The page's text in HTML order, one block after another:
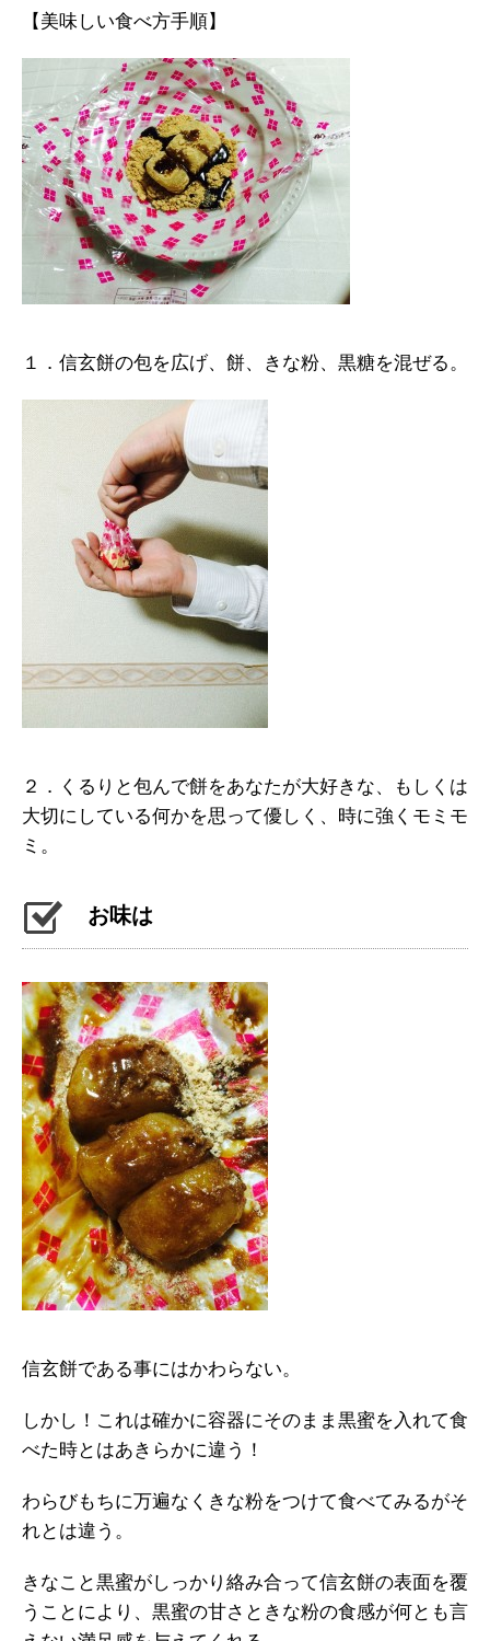
【美味しい食べ方手順】
１．信玄餅の包を広げ、餅、きな粉、黒糖を混ぜる。
２．くるりと包んで餅をあなたが大好きな、もしくは
大切にしている何かを思って優しく、時に強くモミモ
ミ。
お味は
信玄餅である事にはかわらない。
しかし！これは確かに容器にそのまま黒蜜を入れて食
べた時とはあきらかに違う！
わらびもちに万遍なくきな粉をつけて食べてみるがそ
れとは違う。
きなこと黒蜜がしっかり絡み合って信玄餅の表面を覆
うことにより、黒蜜の甘さときな粉の食感が何とも言